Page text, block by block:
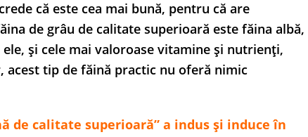
că este cea mai bună, pentru că are
de grâu de calitate superioară este făina albă,
și cele mai valoroase vitamine și nutrienți,
tip de făină practic nu oferă nimic
de calitate superioară” a indus și induce în